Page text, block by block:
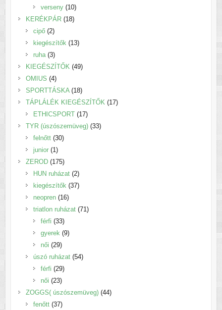
termék
verseny 1010
termék
KERÉKPÁR 1818
cipő 22
termék
kiegészítők 1313
ruha 33
termék
KIEGÉSZÍTŐK 4949
OMIUS 44
termék
SPORTTÁSKA 1818
termék
TÁPLÁLÉK KIEGÉSZÍTŐK 1717
ETHICSPORT 1717
termék
TYR (úszószemüveg) 3333
felnőtt 3030
junior 11
termék
ZEROD 175175
termék
HUN ruházat 22
termék
kiegészítők 3737
neopren 1616
termék
triatlon ruházat 7171
férfi 3333
termék
gyerek 99
női 2929
termék
úszó ruházat 5454
férfi 2929
termék
női 2323
termék
ZOGGS( úszószemüveg) 4444
fenőtt 3737